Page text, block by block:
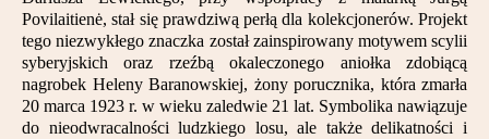
Trasy
Darczyńcy
Partnerzy
Povilaitienė, stał się prawdziwą perłą dla kolekcjonerów. Projekt
tego niezwykłego znaczka został zainspirowany motywem scylii
syberyjskich oraz rzeźbą okaleczonego aniołka zdobiącą
nagrobek Heleny Baranowskiej, żony porucznika, która zmarła
20 marca 1923 r. w wieku zaledwie 21 lat. Symbolika nawiązuje
do nieodwracalności ludzkiego losu, ale także delikatności i